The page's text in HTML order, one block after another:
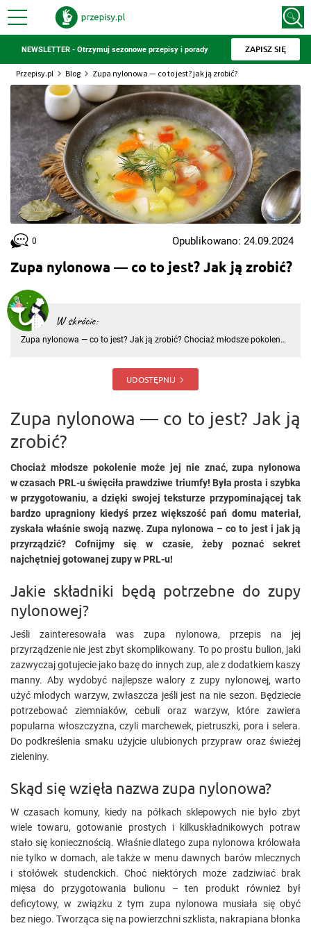
NEWSLETTER - Otrzymuj sezonowe przepisy i porady ZAPISZ SIĘ
Przepisy.pl Blog Zupa nylonowa — co to jest? jak ją zrobić?
Zupa nylonowa — co to jest? Jak ją zrobić?
W skrócie:
Zupa nylonowa — co to jest? Jak ją zrobić? Chociaż młodsze pokolenie
teksturze przypominającej tak bardzo upragniony
UDOSTĘPNIJ
0 Opublikowano: 24.09.2024
Zupa nylonowa — co to jest? Jak ją
zrobić?
Chociaż młodsze pokolenie może jej nie znać, zupa nylonowa
w czasach PRL-u święciła prawdziwe triumfy! Była prosta i szybka
w przygotowaniu, a dzięki swojej teksturze przypominającej tak
bardzo upragniony kiedyś przez większość pań domu materiał,
zyskała właśnie swoją nazwę. Zupa nylonowa – co to jest i jak ją
przyrządzić? Cofnijmy się w czasie, żeby poznać sekret
najchętniej gotowanej zupy w PRL-u!
Jakie składniki będą potrzebne do zupy
nylonowej?
Jeśli zainteresowała was zupa nylonowa, przepis na jej
przyrządzenie nie jest zbyt skomplikowany. To po prostu bulion, jaki
zazwyczaj gotujecie jako bazę do innych zup, ale z dodatkiem kaszy
manny. Aby wydobyć najlepsze walory z zupy nylonowej, warto
użyć młodych warzyw, zwłaszcza jeśli jest na nie sezon. Będziecie
potrzebować ziemniaków, cebuli oraz warzyw, które zawiera
popularna włoszczyzna, czyli marchewek, pietruszki, pora i selera.
Do podkreślenia smaku użyjcie ulubionych przypraw oraz świeżej
zieleniny.
Skąd się wzięła nazwa zupa nylonowa?
W czasach komuny, kiedy na półkach sklepowych nie było zbyt
wiele towaru, gotowanie prostych i kilkuskładnikowych potraw
stało się koniecznością. Właśnie dlatego zupa nylonowa królowała
nie tylko w domach, ale także w menu dawnych barów mlecznych
i stołówek studenckich. Choć niektórych może zadziwiać brak
mięsa do przygotowania bulionu – ten produkt również był
deficytowy, w związku z tym zupa nylonowa musiała się obyć
bez niego. Tworząca się na powierzchni szklista, nakrapiana błonka